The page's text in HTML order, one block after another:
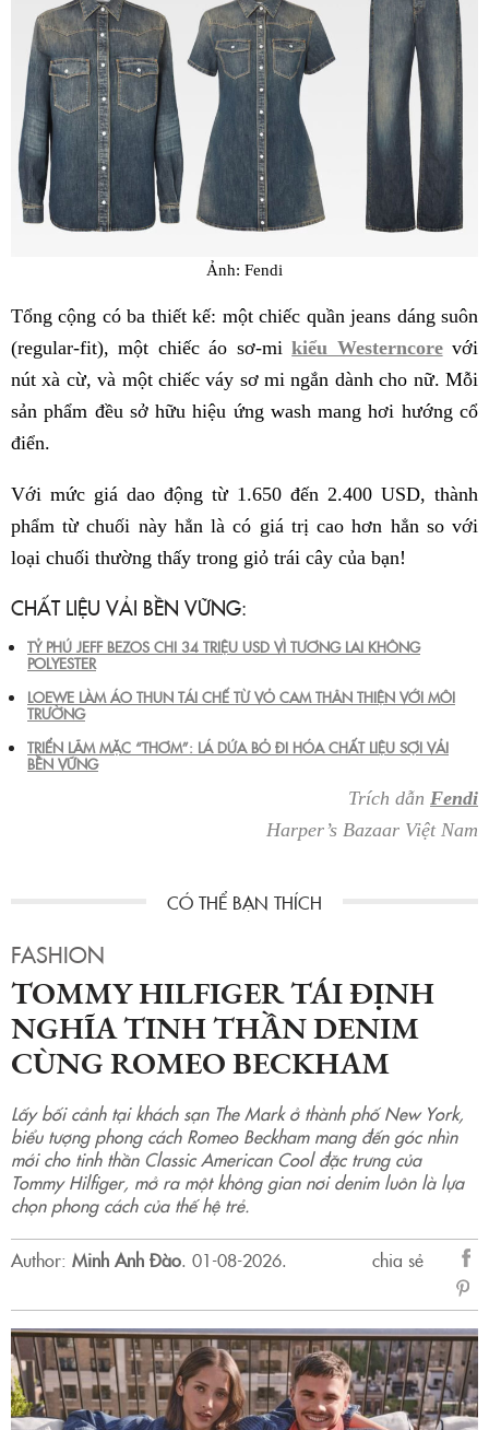
Ảnh: Fendi
Tổng cộng có ba thiết kế: một chiếc quần jeans dáng suôn
(regular-fit), một chiếc áo sơ-mikiểu Westerncorevới
nút xà cừ, và một chiếc váy sơ mi ngắn dành cho nữ. Mỗi
sản phẩm đều sở hữu hiệu ứng wash mang hơi hướng cổ
điển.
Với mức giá dao động từ 1.650 đến 2.400 USD, thành
phẩm từ chuối này hẳn là có giá trị cao hơn hẳn so với
loại chuối thường thấy trong giỏ trái cây của bạn!
CHẤT LIỆU VẢI BỀN VỮNG:
TỶ PHÚ JEFF BEZOS CHI 34 TRIỆU USD VÌ TƯƠNG LAI KHÔNG
POLYESTER
LOEWE LÀM ÁO THUN TÁI CHẾ TỪ VỎ CAM THÂN THIỆN VỚI MÔI
TRƯỜNG
TRIỂN LÃM MẶC “THƠM”: LÁ DỨA BỎ ĐI HÓA CHẤT LIỆU SỢI VẢI
BỀN VỮNG
Trích dẫn Fendi
Harper’s Bazaar Việt Nam
FASHION
TOMMY HILFIGER TÁI ĐỊNH
NGHĨA TINH THẦN DENIM
CÙNG ROMEO BECKHAM
Lấy bối cảnh tại khách sạn The Mark ở thành phố New York,
biểu tượng phong cách Romeo Beckham mang đến góc nhìn
mới cho tinh thần Classic American Cool đặc trưng của
Tommy Hilfiger, mở ra một không gian nơi denim luôn là lựa
chọn phong cách của thế hệ trẻ.
Author: Minh Anh Đào. 01-08-2026.
chia sẻ
sẻ